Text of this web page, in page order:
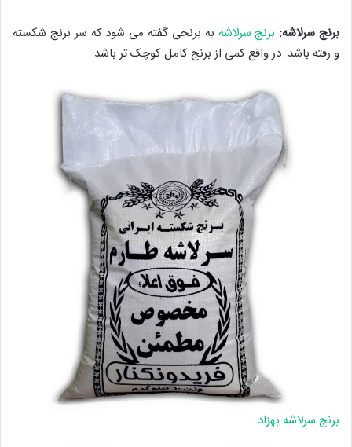
برنج سرلاشه: برنج سرلاشه به برنجی گفته می شود که سر برنج شکسته
و رفته باشد. در واقع کمی از برنج کامل کوچک تر باشد.
برنج سرلاشه بهزاد